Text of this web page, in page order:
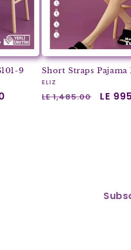
9 Short Straps Pajama
Vendor:
ELIZ
Regular
LE 1,485.00
Sale
LE